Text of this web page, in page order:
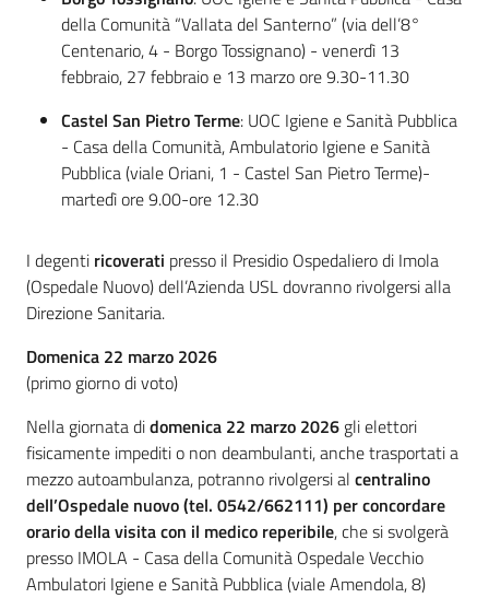
della Comunità “Vallata del Santerno” (via dell’8°
Centenario, 4 - Borgo Tossignano) - venerdì 13
febbraio, 27 febbraio e 13 marzo ore 9.30-11.30
Castel San Pietro Terme: UOC Igiene e Sanità Pubblica
- Casa della Comunità, Ambulatorio Igiene e Sanità
Pubblica (viale Oriani, 1 - Castel San Pietro Terme)-
martedì ore 9.00-ore 12.30
I degenti ricoverati presso il Presidio Ospedaliero di Imola
(Ospedale Nuovo) dell’Azienda USL dovranno rivolgersi alla
Direzione Sanitaria.
Domenica 22 marzo 2026
(primo giorno di voto)
Nella giornata didomenica 22 marzo 2026 gli elettori
fisicamente impediti o non deambulanti, anche trasportati a
mezzo autoambulanza, potranno rivolgersi al centralino
dell’Ospedale nuovo (tel. 0542/662111) per concordare
orario della visita con il medico reperibile, che si svolgerà
presso IMOLA - Casa della Comunità Ospedale Vecchio
Ambulatori Igiene e Sanità Pubblica (viale Amendola, 8)